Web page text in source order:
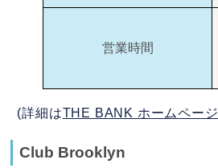
営業時間
(詳細はTHE BANK ホームページ
Club Brooklyn